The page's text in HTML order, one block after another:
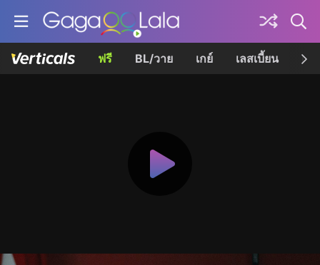
ฟรี BL/วาย เกย์ เลสเบี้ยน เค